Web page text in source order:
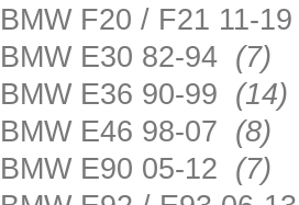
BMW F20 / F21 11-19
BMW E30 82-94 (7)
BMW E36 90-99 (14)
BMW E46 98-07 (8)
BMW E90 05-12 (7)